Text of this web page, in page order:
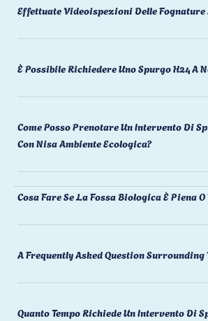
Effettuate Videoispezioni Delle Fognature
È Possibile Richiedere Uno Spurgo H24 A
Come Posso Prenotare Un Intervento Di
Con Nisa Ambiente Ecologica?
Cosa Fare Se La Fossa Biologica È Piena O
A Frequently Asked Question
Quanto Tempo Richiede Un Intervento Di